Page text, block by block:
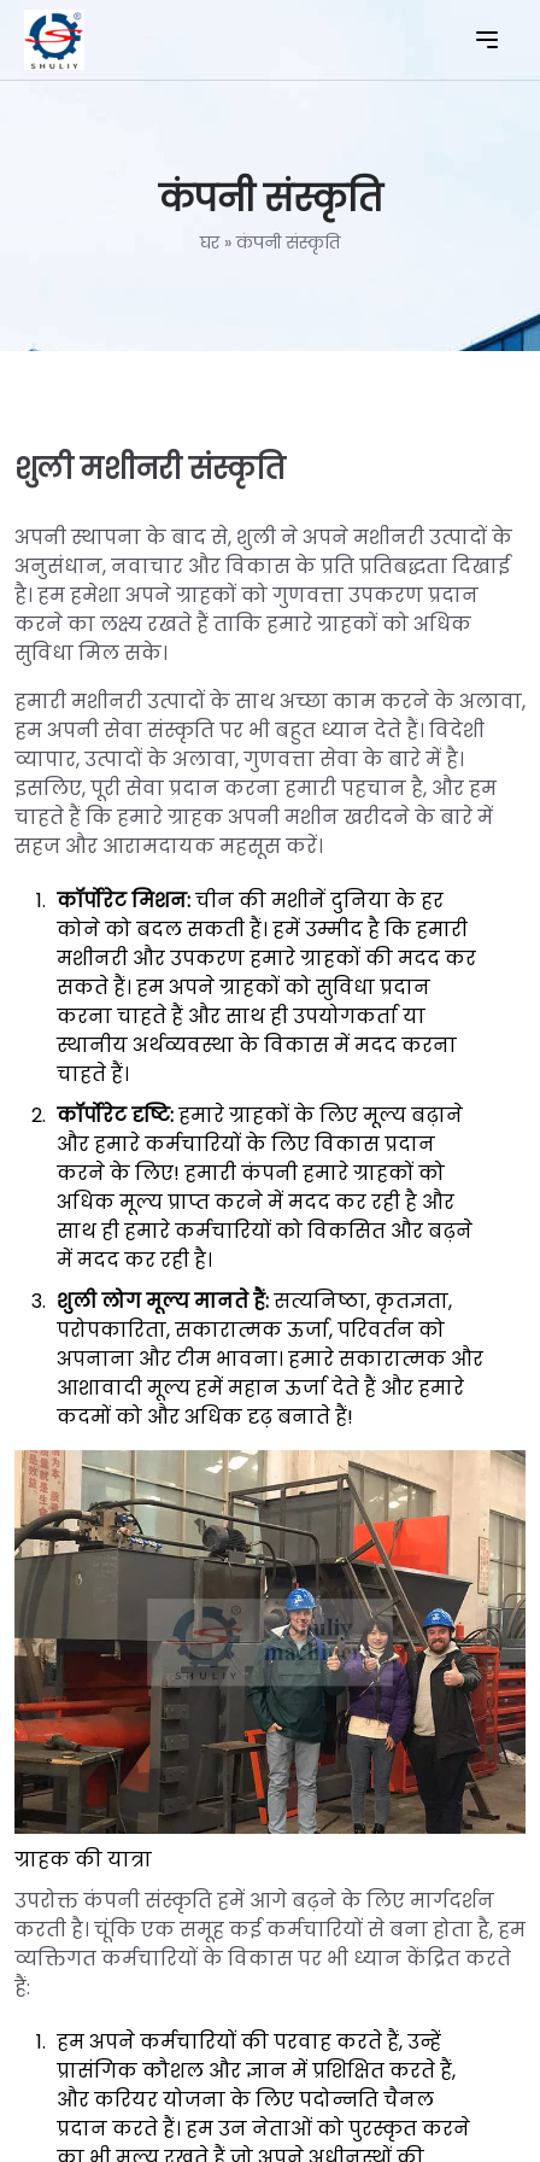
कंपनी संस्कृति
घर»कंपनी संस्कृति
शुली मशीनरी संस्कृति
अपनी स्थापना के बाद से, शुली ने अपने मशीनरी उत्पादों के
अनुसंधान, नवाचार और विकास के प्रति प्रतिबद्धता दिखाई
है। हम हमेशा अपने ग्राहकों को गुणवत्ता उपकरण प्रदान
करने का लक्ष्य रखते हैं ताकि हमारे ग्राहकों को अधिक
सुविधा मिल सके।
हमारी मशीनरी उत्पादों के साथ अच्छा काम करने के अलावा,
हम अपनी सेवा संस्कृति पर भी बहुत ध्यान देते हैं। विदेशी
व्यापार, उत्पादों के अलावा, गुणवत्ता सेवा के बारे में है।
इसलिए, पूरी सेवा प्रदान करना हमारी पहचान है, और हम
चाहते हैं कि हमारे ग्राहक अपनी मशीन खरीदने के बारे में
सहज और आरामदायक महसूस करें।
कॉर्पोरेट मिशन:चीन की मशीनें दुनिया के हर
कोने को बदल सकती हैं। हमें उम्मीद है कि हमारी
मशीनरी और उपकरण हमारे ग्राहकों की मदद कर
सकते हैं। हम अपने ग्राहकों को सुविधा प्रदान
करना चाहते हैं और साथ ही उपयोगकर्ता या
स्थानीय अर्थव्यवस्था के विकास में मदद करना
चाहते हैं।
कॉर्पोरेट दृष्टि:हमारे ग्राहकों के लिए मूल्य बढ़ाने
और हमारे कर्मचारियों के लिए विकास प्रदान
करने के लिए! हमारी कंपनी हमारे ग्राहकों को
अधिक मूल्य प्राप्त करने में मदद कर रही है और
साथ ही हमारे कर्मचारियों को विकसित और बढ़ने
में मदद कर रही है।
शुली लोग मूल्य मानते हैं:सत्यनिष्ठा, कृतज्ञता,
परोपकारिता, सकारात्मक ऊर्जा, परिवर्तन को
अपनाना और टीम भावना। हमारे सकारात्मक और
आशावादी मूल्य हमें महान ऊर्जा देते हैं और हमारे
कदमों को और अधिक दृढ़ बनाते हैं!
ग्राहक की यात्रा
उपरोक्त कंपनी संस्कृति हमें आगे बढ़ने के लिए मार्गदर्शन
करती है। चूंकि एक समूह कई कर्मचारियों से बना होता है, हम
व्यक्तिगत कर्मचारियों के विकास पर भी ध्यान केंद्रित करते
हैं:
हम अपने कर्मचारियों की परवाह करते हैं, उन्हें
प्रासंगिक कौशल और ज्ञान में प्रशिक्षित करते हैं,
और करियर योजना के लिए पदोन्नति चैनल
प्रदान करते हैं। हम उन नेताओं को पुरस्कृत करने